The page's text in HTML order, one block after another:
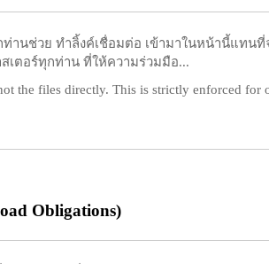
านช่วย ทำลิ้งค์เชื่อมต่อ เข้ามาในหน้านี้แทนที่
เตอร์ทุกท่าน ที่ให้ความร่วมมือ...
the files directly. This is strictly enforced for
Obligations)